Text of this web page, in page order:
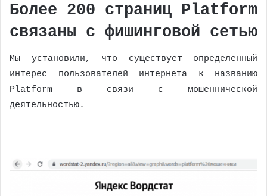
Более 200 страниц Platform
связаны с фишинговой сетью
Мы установили, что существует определенный
интерес пользователей интернета к названию
Platform в связи с мошеннической
деятельностью.